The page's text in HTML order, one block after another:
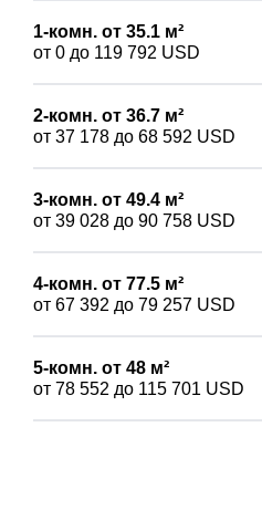
1-комн. от 35.1 м²
от 0 до 119 792 USD
2-комн. от 36.7 м²
от 37 178 до 68 592 USD
3-комн. от 49.4 м²
от 39 028 до 90 758 USD
4-комн. от 77.5 м²
от 67 392 до 79 257 USD
5-комн. от 48 м²
от 78 552 до 115 701 USD